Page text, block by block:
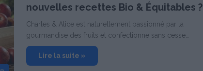
nouvelles recettes Bio & Équitables ?
Charles & Alice est naturellement passionné par la
gourmandise des fruits et confectionne sans cesse…
Lire la suite »